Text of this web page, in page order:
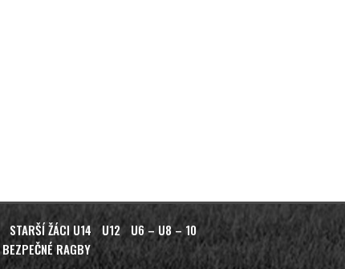
STARŠÍ ŽÁCI U14 U12
U6 – U8 – 10
BEZPEČNÉ RAGBY